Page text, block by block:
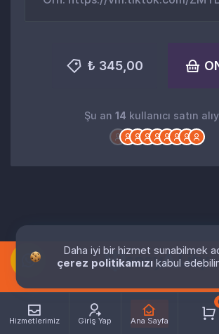
Hizmetlerimiz Giriş Yap Ana Sayfa
₺ 345,00
Şu an 14 kullanıcı satın
Daha iyi bir hizmet sunabilmek
çerez politikamızı kabul